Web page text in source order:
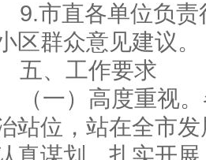
9.市直各单位负
区群众意见建议。
五、工作要求
（一）高度重视
站位，站在全市